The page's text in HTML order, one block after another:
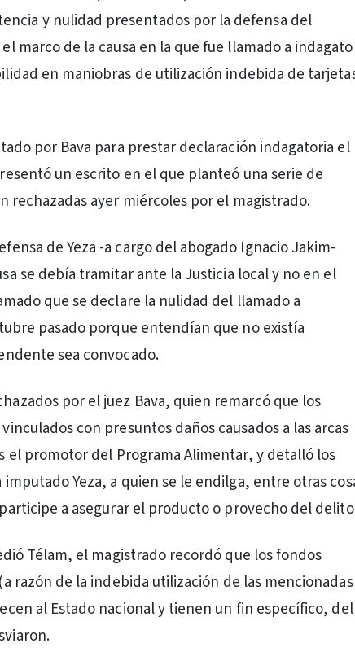
y nulidad presentados por la defensa del
marco de la causa en la que fue llamado a
en maniobras de utilización indebida de
por Bava para prestar declaración indagatoria el
un escrito en el que planteó una serie de
rechazadas ayer miércoles por el magistrado.
de Yeza -a cargo del abogado Ignacio Jakim-
se debía tramitar ante la Justicia local y no en el
que se declare la nulidad del llamado a
pasado porque entendían que no existía
sea convocado.
por el juez Bava, quien remarcó que los
con presuntos daños causados a las arcas
el promotor del Programa Alimentar, y detalló los
Yeza, a quien se le endilga, entre otras
a asegurar el producto o provecho del
Télam, el magistrado recordó que los fondos
razón de la indebida utilización de las mencionadas
al Estado nacional y tienen un fin específico, del